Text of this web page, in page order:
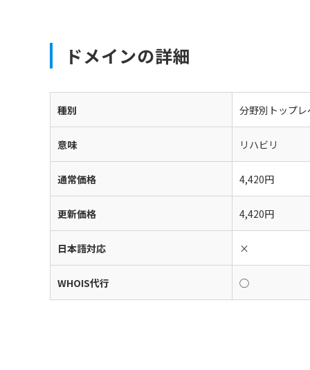
ドメインの詳細
種別 分野別トップ
意味 リハビリ
通常価格 4,420円
更新価格 4,420円
日本語対応 ×
WHOIS代行 ◯